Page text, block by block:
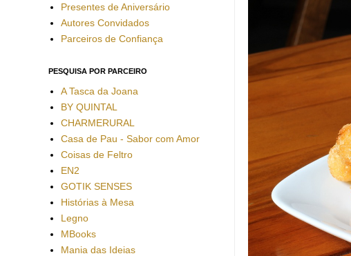
Presentes de Aniversário
Autores Convidados
Parceiros de Confiança
PESQUISA POR PARCEIRO
A Tasca da Joana
BY QUINTAL
CHARMERURAL
Casa de Pau - Sabor com Amor
Coisas de Feltro
EN2
GOTIK SENSES
Histórias à Mesa
Legno
MBooks
Mania das Ideias